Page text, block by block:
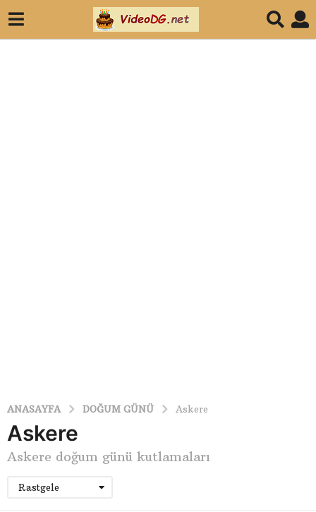
ANASAYFA DOĞUM GÜNÜ Askere
Askere
Askere doğum günü kutlamaları
Rastgele